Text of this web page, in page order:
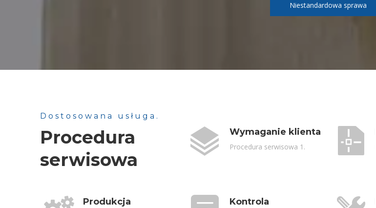
Niestandardowa sprawa
Dostosowana usługa.
Procedura
serwisowa
Wymaganie klienta
Procedura serwisowa 1.
Produkcja Kontrola